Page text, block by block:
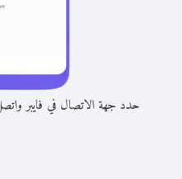
حدد جهة الاتصال في فايبر